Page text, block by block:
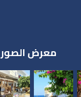
معرض الصور